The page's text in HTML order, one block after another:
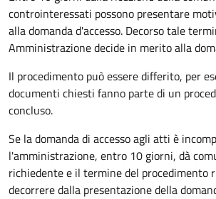
controinteressati possono presentare
alla domanda d'accesso. Decorso tale
Amministrazione decide in merito alla
Il procedimento può essere differito, per
documenti chiesti fanno parte di un
concluso.
Se la domanda di accesso agli atti è
l'amministrazione, entro 10 giorni, dà
richiedente e il termine del procedimento
decorrere dalla presentazione della